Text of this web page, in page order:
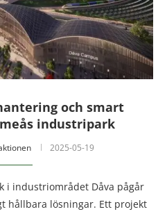
och smart
industripark
2025-05-19
i industriområdet Dåva pågår
hållbara lösningar. Ett projekt